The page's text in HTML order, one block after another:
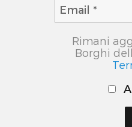
Rimani
Borghi